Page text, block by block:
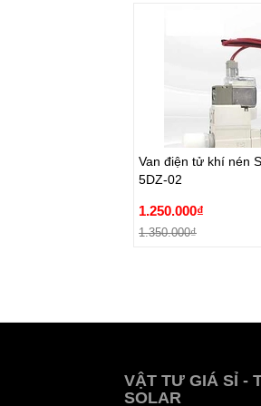
Van điện tử khí nén
5DZ-02
1.250.000₫
1.350.000₫
Van điện tử khí nén
1.250.000₫
VẬT TƯ GIÁ SỈ -
SOLAR